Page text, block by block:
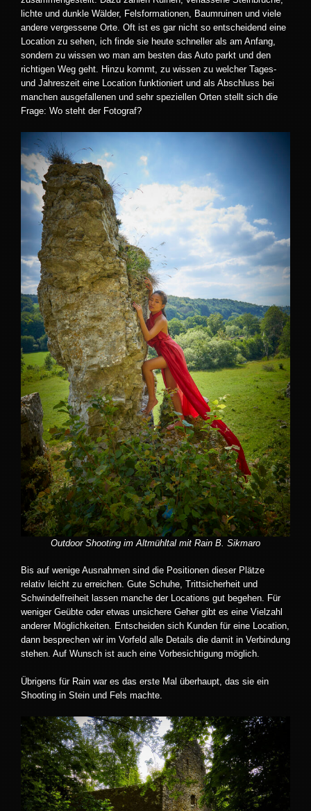
lichte und dunkle Wälder, Felsformationen, Baumruinen und viele
andere vergessene Orte. Oft ist es gar nicht so entscheidend eine
Location zu sehen, ich finde sie heute schneller als am Anfang,
sondern zu wissen wo man am besten das Auto parkt und den
richtigen Weg geht. Hinzu kommt, zu wissen zu welcher Tages-
und Jahreszeit eine Location funktioniert und als Abschluss bei
manchen ausgefallenen und sehr speziellen Orten stellt sich die
Frage: Wo steht der Fotograf?
Outdoor Shooting im Altmühltal mit Rain B. Sikmaro
Bis auf wenige Ausnahmen sind die Positionen dieser Plätze
relativ leicht zu erreichen. Gute Schuhe, Trittsicherheit und
Schwindelfreiheit lassen manche der Locations gut begehen. Für
weniger Geübte oder etwas unsichere Geher gibt es eine Vielzahl
anderer Möglichkeiten. Entscheiden sich Kunden für eine Location,
dann besprechen wir im Vorfeld alle Details die damit in Verbindung
stehen. Auf Wunsch ist auch eine Vorbesichtigung möglich.
Übrigens für Rain war es das erste Mal überhaupt, das sie ein
Shooting in Stein und Fels machte.